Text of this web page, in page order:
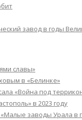
завод в годы
славы»
в «Белинке»
«Война под
в 2023 году
«Малые заводы Урала в